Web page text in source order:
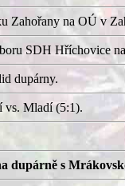
Zahořany na OÚ v
SDH Hříchovice
dupárny.
vs. Mladí (5:1).
dupárně s